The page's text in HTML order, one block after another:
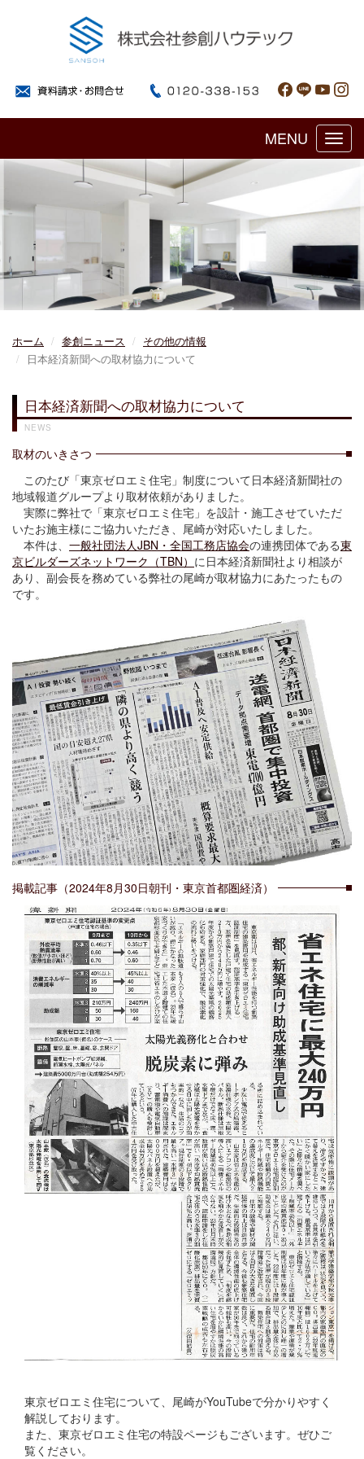
MENU
ホーム 参創ニュース
その他の情報
日本経済新聞への取材協力について
日本経済新聞への取材協力について
NEWS
取材のいきさつ
このたび「東京ゼロエミ住宅」制度について日本経済新聞社の
地域報道グループより取材依頼がありました。
実際に弊社で「東京ゼロエミ住宅」を設計・施工させていただ
いたお施主様にご協力いただき、尾崎が対応いたしました。
本件は、 一般社団法人JBN・全国工務店協会の連携団体である東
京ビルダーズネットワーク（TBN） に日本経済新聞社より相談が
あり、副会長を務めている弊社の尾崎が取材協力にあたったもの
です。
掲載記事（2024年8月30日朝刊・東京首都圏経済）
東京ゼロエミ住宅について、尾崎がYouTubeで分かりやすく
解説しております。
また、東京ゼロエミ住宅の特設ページもございます。ぜひご
覧ください。